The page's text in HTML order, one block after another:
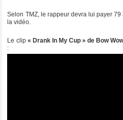
Selon TMZ, le rappeur devra lui payer
la vidéo.
Le clip « Drank In My Cup » de Bow
: